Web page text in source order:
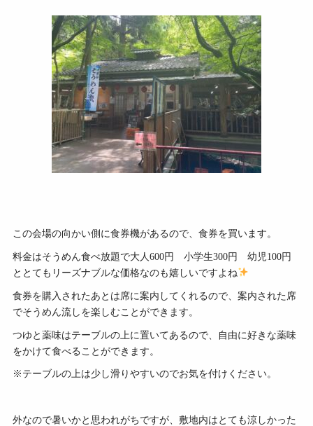
この会場の向かい側に食券機があるので、食券を買います。
料金はそうめん食べ放題で大人600円 小学生300円 幼児100円
ととてもリーズナブルな価格なのも嬉しいですよね
食券を購入されたあとは席に案内してくれるので、案内された席
でそうめん流しを楽しむことができます。
つゆと薬味はテーブルの上に置いてあるので、自由に好きな薬味
をかけて食べることができます。
※テーブルの上は少し滑りやすいのでお気を付けください。
外なので暑いかと思われがちですが、敷地内はとても涼しかった